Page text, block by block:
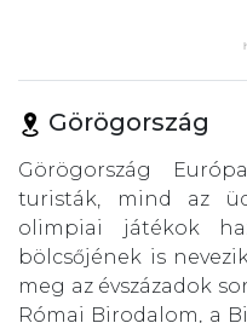
Görögország
Görögország
turisták, mind az
olimpiai játékok
bölcsőjének is
meg az évszázadok
Római Birodalom, a